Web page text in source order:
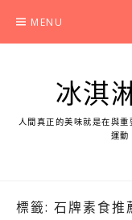
content
MENU
冰淇
人間真正的美味就是在與
運動
標籤: 石牌素食推